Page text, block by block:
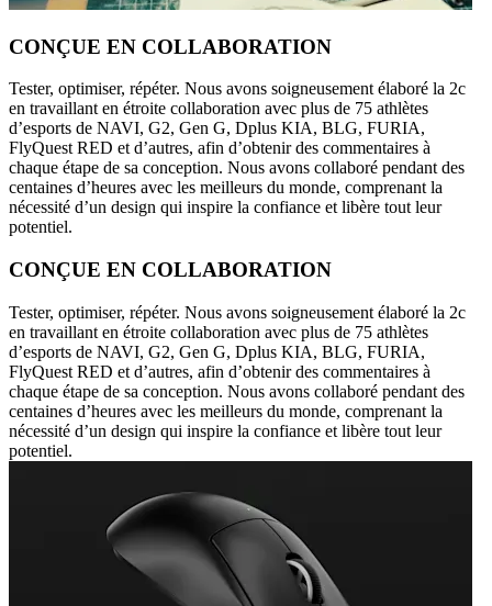
CONÇUE EN COLLABORATION
Tester, optimiser, répéter. Nous avons soigneusement élaboré la 2c
en travaillant en étroite collaboration avec plus de 75 athlètes
d’esports de NAVI, G2, Gen G, Dplus KIA, BLG, FURIA,
FlyQuest RED et d’autres, afin d’obtenir des commentaires à
chaque étape de sa conception. Nous avons collaboré pendant des
centaines d’heures avec les meilleurs du monde, comprenant la
nécessité d’un design qui inspire la confiance et libère tout leur
potentiel.
CONÇUE EN COLLABORATION
Tester, optimiser, répéter. Nous avons soigneusement élaboré la 2c
en travaillant en étroite collaboration avec plus de 75 athlètes
d’esports de NAVI, G2, Gen G, Dplus KIA, BLG, FURIA,
FlyQuest RED et d’autres, afin d’obtenir des commentaires à
chaque étape de sa conception. Nous avons collaboré pendant des
centaines d’heures avec les meilleurs du monde, comprenant la
nécessité d’un design qui inspire la confiance et libère tout leur
potentiel.